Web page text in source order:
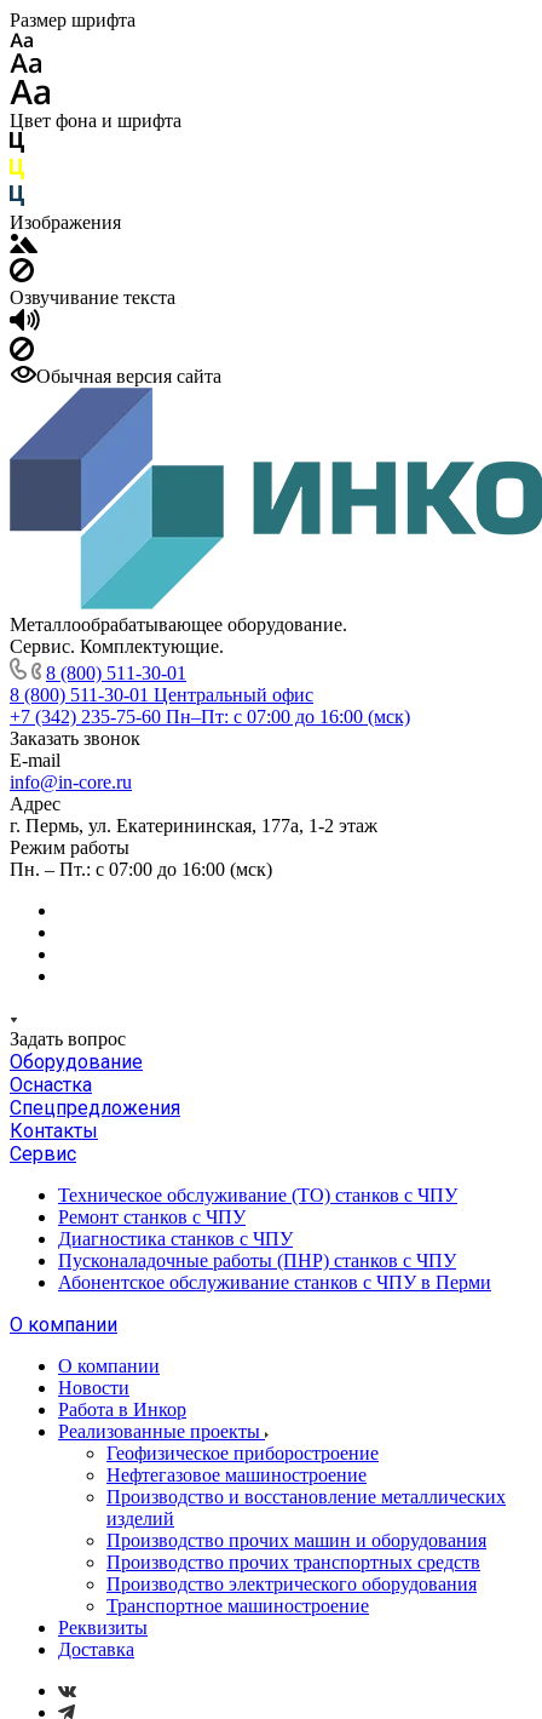
Размер шрифта
Цвет фона и шрифта
Изображения
Озвучивание текста
Обычная версия сайта
Металлообрабатывающее оборудование.
Сервис. Комплектующие.
8 (800) 511-30-01
8 (800) 511-30-01 Центральный офис
+7 (342) 235-75-60 Пн–Пт: с 07:00 до 16:00 (мск)
Заказать звонок
E-mail
info@in-core.ru
Адрес
г. Пермь, ул. ​Екатерининская, 177а, ​1-2 этаж
Режим работы
Пн. – Пт.: с 07:00 до 16:00 (мск)
Задать вопрос
Оборудование
Оснастка
Спецпредложения
Контакты
Сервис
Техническое обслуживание (ТО) станков с ЧПУ
Ремонт станков с ЧПУ
Диагностика станков с ЧПУ
Пусконаладочные работы (ПНР) станков с ЧПУ
Абонентское обслуживание станков с ЧПУ в Перми
О компании
О компании
Новости
Работа в Инкор
Реализованные проекты
Геофизическое приборостроение
Нефтегазовое машиностроение
Производство и восстановление металлических
изделий
Производство прочих машин и оборудования
Производство прочих транспортных средств
Производство электрического оборудования
Транспортное машиностроение
Реквизиты
Доставка